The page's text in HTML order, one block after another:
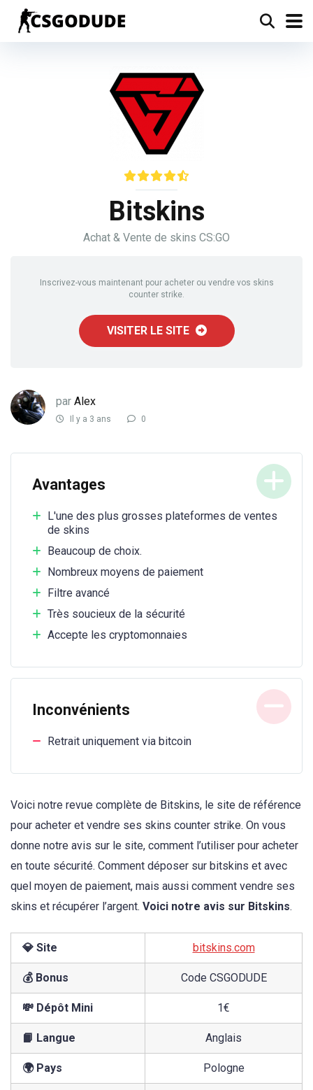
Bitskins
Achat & Vente de skins CS:GO
Inscrivez-vous maintenant pour acheter ou vendre vos skins
counter strike.
VISITER LE SITE
par Alex
Il y a 3 ans 0
Avantages
L'une des plus grosses plateformes de ventes
de skins
Beaucoup de choix.
Nombreux moyens de paiement
Filtre avancé
Très soucieux de la sécurité
Accepte les cryptomonnaies
Inconvénients
Retrait uniquement via bitcoin
Voici notre revue complète de Bitskins, le site de référence
pour acheter et vendre ses skins counter strike. On vous
donne notre avis sur le site, comment l’utiliser pour acheter
en toute sécurité. Comment déposer sur bitskins et avec
quel moyen de paiement, mais aussi comment vendre ses
skins et récupérer l’argent. Voici notre avis sur Bitskins.
💎 Site bitskins.com
💰 Bonus Code CSGODUDE
💸 Dépôt Mini 1€
📙 Langue Anglais
🌍 Pays Pologne